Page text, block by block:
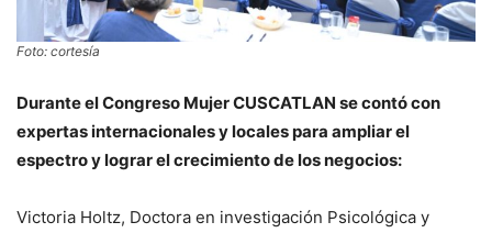
Foto: cortesía
Durante el Congreso Mujer CUSCATLAN se contó con
expertas internacionales y locales para ampliar el
espectro y lograr el crecimiento de los negocios:
Victoria Holtz, Doctora en investigación Psicológica y